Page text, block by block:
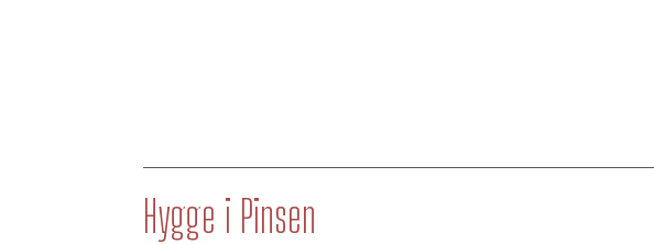
Hygge i Pinsen